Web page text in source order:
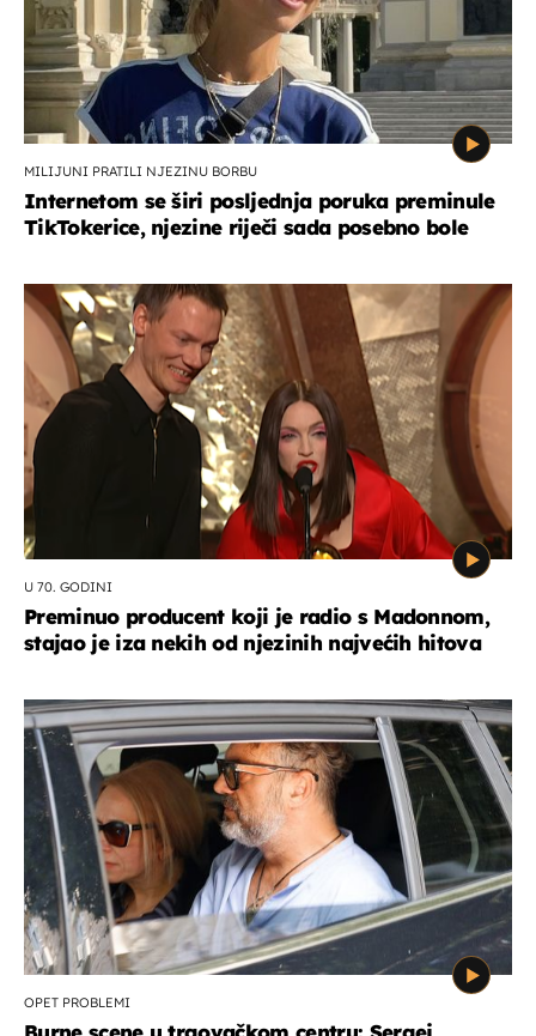
MILIJUNI PRATILI NJEZINU BORBU
Internetom se širi posljednja poruka preminule
TikTokerice, njezine riječi sada posebno bole
U 70. GODINI
Preminuo producent koji je radio s Madonnom,
stajao je iza nekih od njezinih najvećih hitova
OPET PROBLEMI